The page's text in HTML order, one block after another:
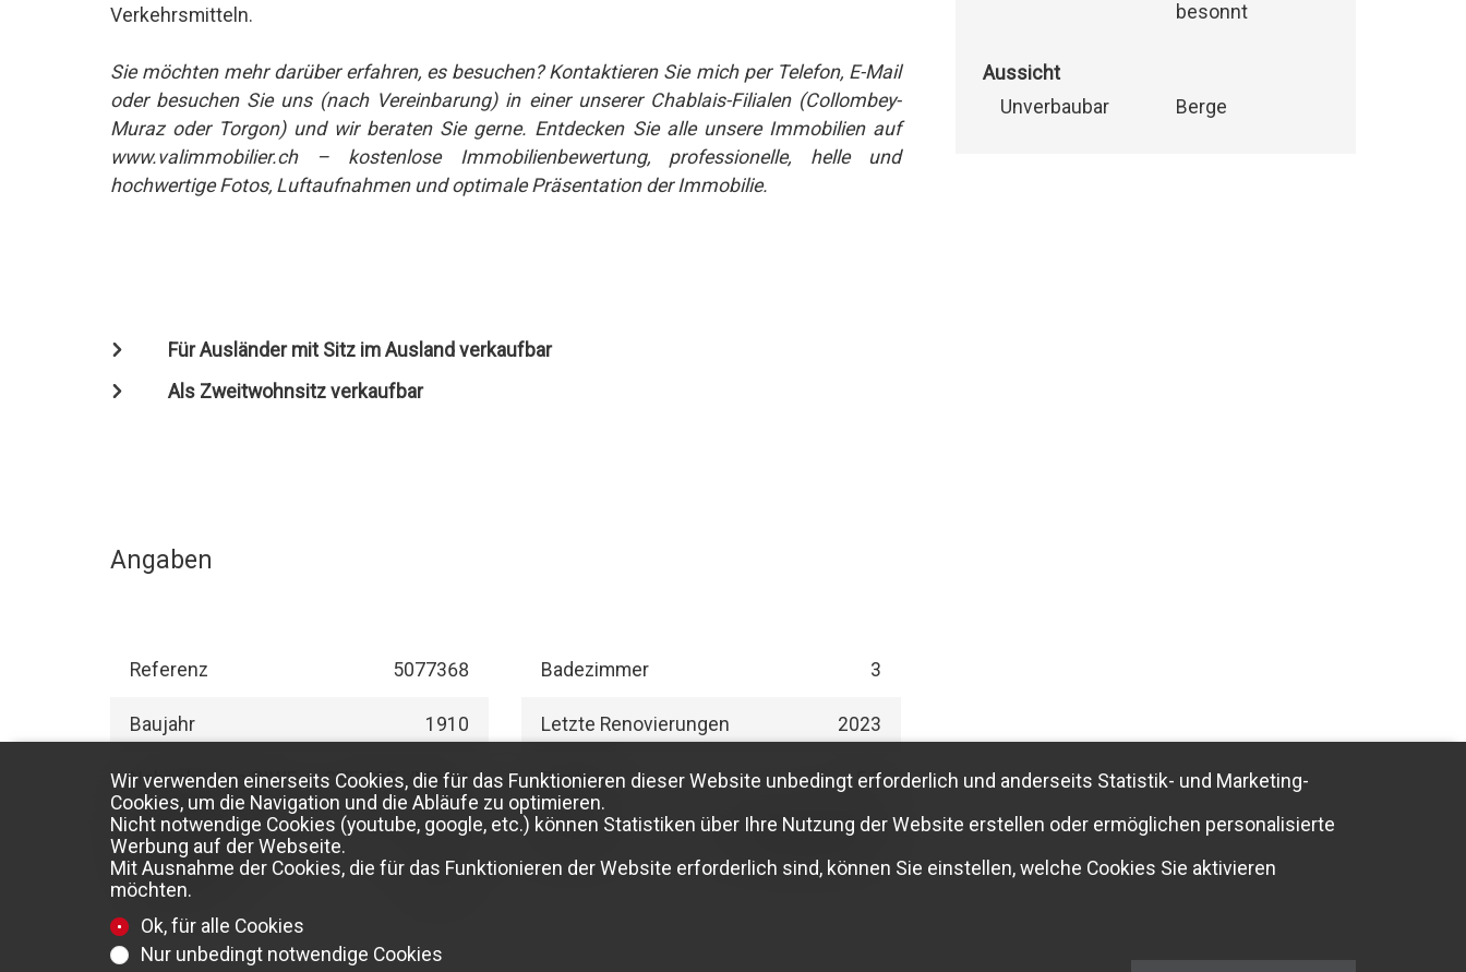
Verkehrsmitteln.
Sie möchten mehr darüber erfahren, es besuchen? Kontaktieren Sie mich per Telefon, E-Mail
oder besuchen Sie uns (nach Vereinbarung) in einer unserer Chablais-Filialen (Collombey-
Muraz oder Torgon) und wir beraten Sie gerne. Entdecken Sie alle unsere Immobilien auf
www.valimmobilier.ch – kostenlose Immobilienbewertung, professionelle, helle und
hochwertige Fotos, Luftaufnahmen und optimale Präsentation der Immobilie.
Für Ausländer mit Sitz im Ausland verkaufbar
Als Zweitwohnsitz verkaufbar
Angaben
Referenz 5077368 Badezimmer 3
Baujahr 1910 Letzte Renovierungen 2023
Nebenkosten StWE CHF 535.-/Monat Zimmer 5.5
Schlafzimmer 3 Etage Gartengeschoss
Wohnfläche
besonnt
Aussicht
Unverbaubar
Berge
Wir verwenden einerseits Cookies, die für das Funktionieren dieser Website unbedingt erforderlich und anderseits Statistik- und Marketing-
Cookies, um die Navigation und die Abläufe zu optimieren.
Nicht notwendige Cookies (youtube, google, etc.) können Statistiken über Ihre Nutzung der Website erstellen oder ermöglichen personalisierte
Werbung auf der Webseite.
Mit Ausnahme der Cookies, die für das Funktionieren der Website erforderlich sind, können Sie einstellen, welche Cookies Sie aktivieren
möchten.
Ok, für alle Cookies
Nur unbedingt notwendige Cookies